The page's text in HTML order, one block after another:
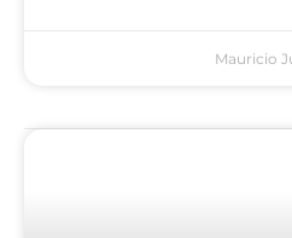
Mauricio